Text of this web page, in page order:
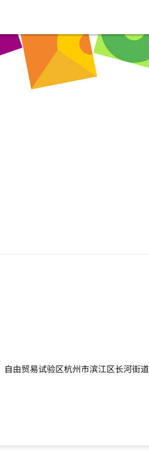
自由贸易试验区杭州市滨江区长河街道